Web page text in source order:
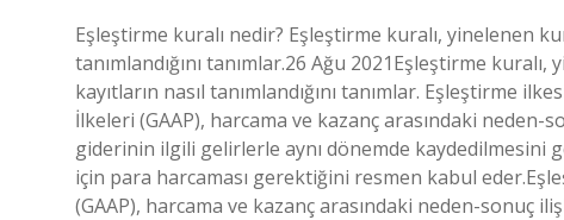
Eşleştirme kuralı nedir? Eşleştirme kuralı, yinelenen
tanımlandığını tanımlar.26 Ağu 2021Eşleştirme
kayıtların nasıl tanımlandığını tanımlar. Eşleştirme
İlkeleri (GAAP), harcama ve kazanç arasındaki
giderinin ilgili gelirlerle aynı dönemde
için para harcaması gerektiğini resmen kabul
(GAAP), harcama ve kazanç arasındaki neden-sonuç